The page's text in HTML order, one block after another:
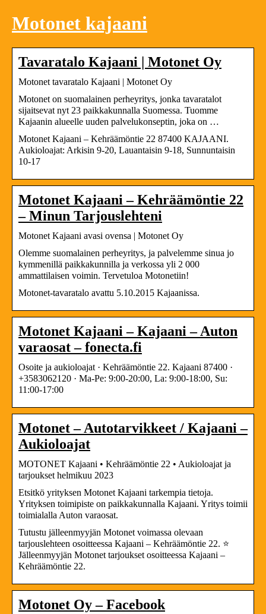
Motonet kajaani
Tavaratalo Kajaani | Motonet Oy
Motonet tavaratalo Kajaani | Motonet Oy
Motonet on suomalainen perheyritys, jonka tavaratalot
sijaitsevat nyt 23 paikkakunnalla Suomessa. Tuomme
Kajaanin alueelle uuden palvelukonseptin, joka on …
Motonet Kajaani – Kehräämöntie 22 87400 KAJAANI.
Aukioloajat: Arkisin 9-20, Lauantaisin 9-18, Sunnuntaisin
10-17
Motonet Kajaani – Kehräämöntie 22
– Minun Tarjouslehteni
Motonet Kajaani avasi ovensa | Motonet Oy
Olemme suomalainen perheyritys, ja palvelemme sinua jo
kymmenillä paikkakunnilla ja verkossa yli 2 000
ammattilaisen voimin. Tervetuloa Motonetiin!
Motonet-tavaratalo avattu 5.10.2015 Kajaanissa.
Motonet Kajaani – Kajaani – Auton
varaosat – fonecta.fi
Osoite ja aukioloajat · Kehräämöntie 22. Kajaani 87400 ·
+3583062120 · Ma-Pe: 9:00-20:00, La: 9:00-18:00, Su:
11:00-17:00
Motonet – Autotarvikkeet / Kajaani –
Aukioloajat
MOTONET Kajaani • Kehräämöntie 22 • Aukioloajat ja
tarjoukset helmikuu 2023
Etsitkö yrityksen Motonet Kajaani tarkempia tietoja.
Yrityksen toimipiste on paikkakunnalla Kajaani. Yritys toimii
toimialalla Auton varaosat.
Tutustu jälleenmyyjän Motonet voimassa olevaan
tarjouslehteen osoitteessa Kajaani – Kehräämöntie 22. ⭐
Jälleenmyyjän Motonet tarjoukset osoitteessa Kajaani –
Kehräämöntie 22.
Motonet Oy – Facebook